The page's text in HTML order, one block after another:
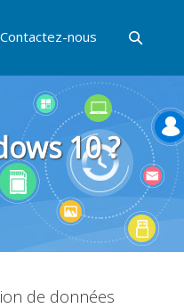
Contactez-nous
10 ?
de données